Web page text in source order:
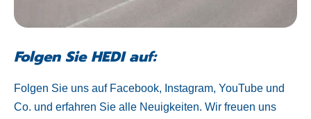
Folgen Sie HEDI auf:
Folgen Sie uns auf Facebook, Instagram, YouTube und
Co. und erfahren Sie alle Neuigkeiten. Wir freuen uns